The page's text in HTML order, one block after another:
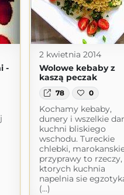
-
2 kwietnia 2014
Wolowe kebaby z
kaszą peczak
78 0
Kochamy kebaby,
dunery i wszelkie
kuchni bliskiego
wschodu. Tureckie
chlebki,
przyprawy to rzeczy,
ktorych kuchnia
napelnia sie
(...)